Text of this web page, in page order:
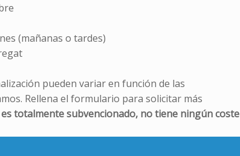
(mañanas o tardes)
pueden variar en función de las
Rellena el formulario para solicitar más
es totalmente subvencionado, no tiene ningún coste